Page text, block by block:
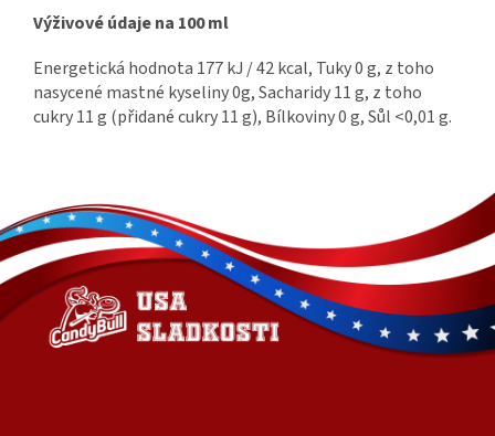
Výživové údaje na 100 ml
Energetická hodnota 177 kJ / 42 kcal, Tuky 0 g, z toho
nasycené mastné kyseliny 0g, Sacharidy 11 g, z toho
cukry 11 g (přidané cukry 11 g), Bílkoviny 0 g, Sůl <0,01 g.
á
p
a
í